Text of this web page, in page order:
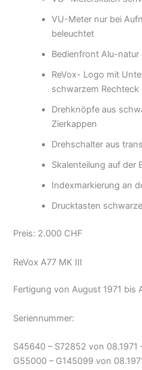
VU-Meter nur bei
beleuchtet
Bedienfront Alu-natur
ReVox- Logo mit
schwarzem Rechteck
Drehknöpfe aus
Zierkappen
Drehschalter aus
Skalenteilung auf der
Indexmarkierung an
Drucktasten
Preis: 2.000 CHF
ReVox A77 MK III
Fertigung von August 1971 bis
Seriennummer:
S45640 – S72852 von 08.1971
G55000 – G145099 von